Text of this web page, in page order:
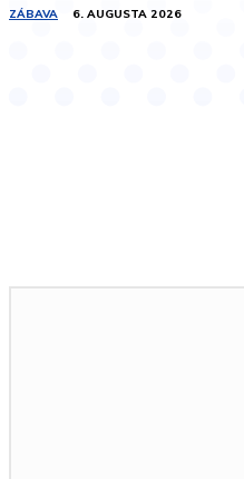
ZÁBAVA 6. AUGUSTA 2026